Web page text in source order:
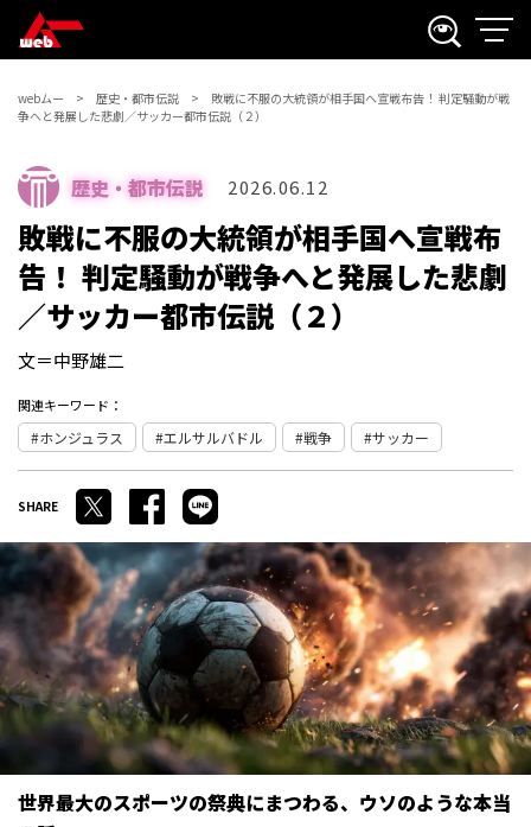
webムー 歴史・都市伝説
敗戦に不服の大統領が相手国へ宣戦布告！ 判定騒動が戦
争へと発展した悲劇／サッカー都市伝説（２）
歴史・都市伝説 2026.06.12
敗戦に不服の大統領が相手国へ宣戦布
告！ 判定騒動が戦争へと発展した悲劇
／サッカー都市伝説（２）
文＝中野雄二
関連キーワード：
ホンジュラス エルサルバドル 戦争 サッカー
世界最大のスポーツの祭典にまつわる、ウソのような本当